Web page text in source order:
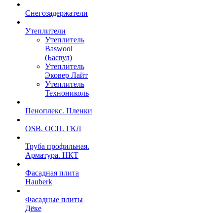
Снегозадержатели
Утеплители
Утеплитель
Baswool
(Басвул)
Утеплитель
Эковер Лайт
Утеплитель
Технониколь
Пеноплекс. Пленки
OSB. ОСП. ГКЛ
Труба профильная.
Арматура. НКТ
Фасадная плита
Hauberk
Фасадные плиты
Дёке